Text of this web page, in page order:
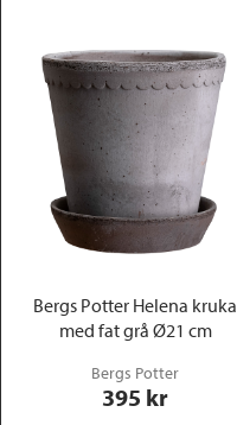
Bergs Potter Helena kruka
med fat grå Ø21 cm
Bergs Potter
395 kr